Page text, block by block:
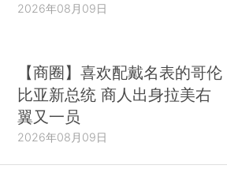
2026年08月09日
【商圈】喜欢配戴名表的哥伦
比亚新总统 商人出身拉美右
翼又一员
2026年08月09日